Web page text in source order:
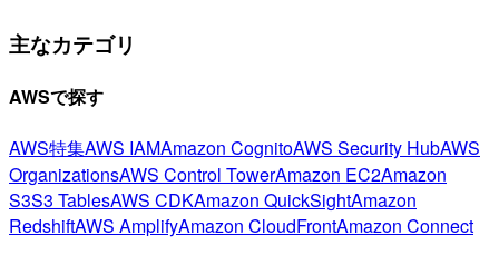
主なカテゴリ
AWSで探す
AWS特集AWS IAMAmazon CognitoAWS Security HubAWS
OrganizationsAWS Control TowerAmazon EC2Amazon
S3S3 TablesAWS CDKAmazon QuickSightAmazon
RedshiftAWS AmplifyAmazon CloudFrontAmazon Connect